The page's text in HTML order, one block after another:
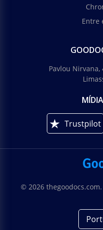
Entre
Pavlou Nirvana,
Trustpilot
© 2026